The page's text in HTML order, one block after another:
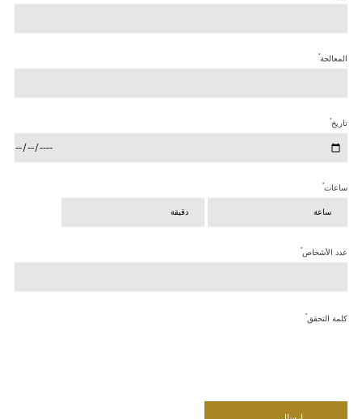
المعالجة*
تاريخ*
ساعات*
عدد الأشخاص*
كلمة التحقق*